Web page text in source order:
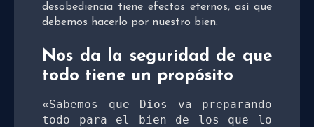
desobediencia tiene efectos eternos, así que
debemos hacerlo por nuestro bien.
Nos da la seguridad de que
todo tiene un propósito
«Sabemos que Dios va preparando
todo para el bien de los que lo